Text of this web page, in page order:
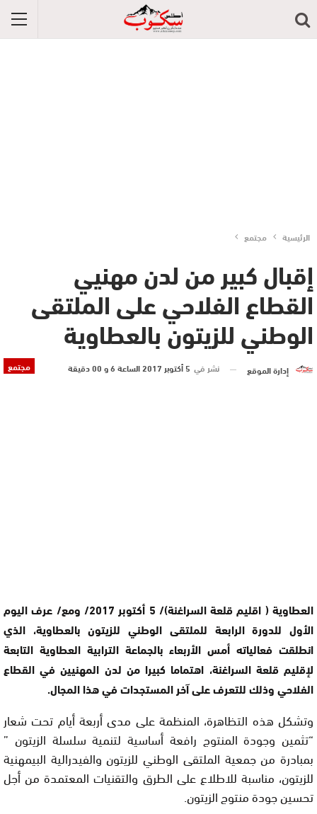
الرئيسية مجتمع
إقبال كبير من لدن مهنيي
القطاع الفلاحي على الملتقى
الوطني للزيتون بالعطاوية
مجتمع إدارة الموقع نشر في 5 أكتوبر 2017 الساعة 6 و 00 دقيقة
العطاوية ( اقليم قلعة السراغنة)/ 5 أكتوبر 2017/ ومع/ عرف اليوم
الأول للدورة الرابعة للملتقى الوطني للزيتون بالعطاوية، الذي
انطلقت فعالياته أمس الأربعاء بالجماعة الترابية العطاوية التابعة
لإقليم قلعة السراغنة، اهتماما كبيرا من لدن المهنيين في القطاع
الفلاحي وذلك للتعرف على آخر المستجدات في هذا المجال.
وتشكل هذه التظاهرة، المنظمة على مدى أربعة أيام تحت شعار
“تثمين وجودة المنتوج رافعة أساسية لتنمية سلسلة الزيتون ”
بمبادرة من جمعية الملتقى الوطني للزيتون والفيدرالية البيمهنية
للزيتون، مناسبة للاطلاع على الطرق والتقنيات المعتمدة من أجل
تحسين جودة منتوج الزيتون.